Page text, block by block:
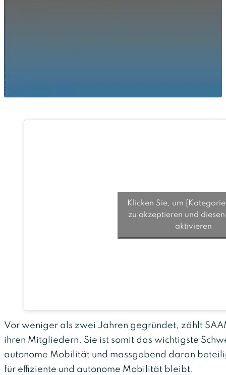
Klicken Sie, um
zu akzeptieren und
aktivieren
Vor weniger als zwei Jahren gegründet, zählt
ihren Mitgliedern. Sie ist somit das wichtigste
autonome Mobilität und massgebend daran
für effiziente und autonome Mobilität bleibt.